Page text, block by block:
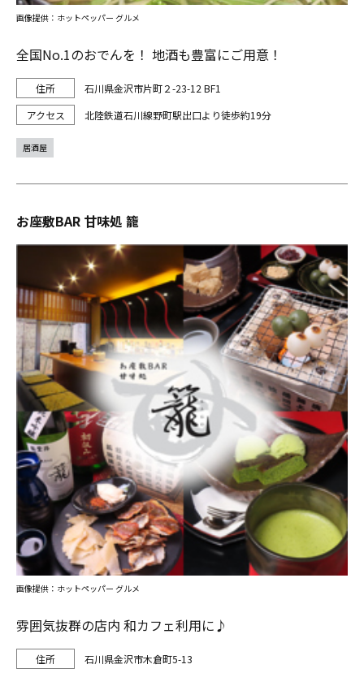
全国No.1のおでんを！ 地酒も豊富にご用意！
石川県金沢市片町２-23-12 BF1
北陸鉄道石川線野町駅出口より徒歩約19分
画像提供：ホットペッパー グルメ
居酒屋
お座敷BAR 甘味処 籠
雰囲気抜群の店内 和カフェ利用に♪
石川県金沢市木倉町5-13
画像提供：ホットペッパー グルメ